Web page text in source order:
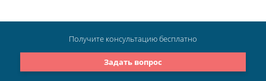
Задать вопрос
Получите консультациюбесплатно